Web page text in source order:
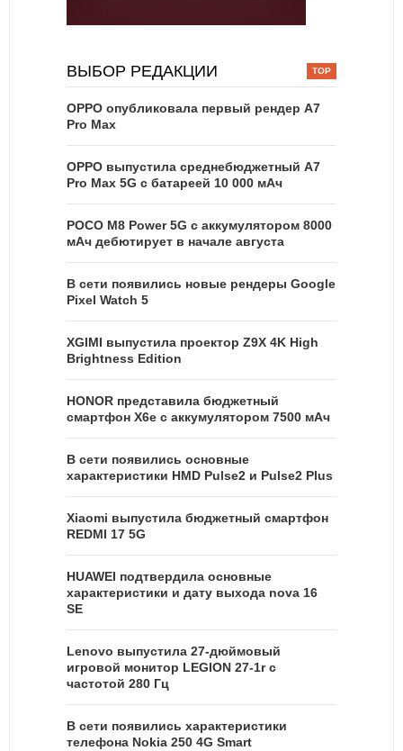
ВЫБОР РЕДАКЦИИ
OPPO опубликовала первый рендер A7
Pro Max
OPPO выпустила среднебюджетный A7
Pro Max 5G с батареей 10 000 мАч
POCO M8 Power 5G с аккумулятором 8000
мАч дебютирует в начале августа
В сети появились новые рендеры Google
Pixel Watch 5
XGIMI выпустила проектор Z9X 4K High
Brightness Edition
HONOR представила бюджетный
смартфон X6e с аккумулятором 7500 мАч
В сети появились основные
характеристики HMD Pulse2 и Pulse2 Plus
Xiaomi выпустила бюджетный смартфон
REDMI 17 5G
HUAWEI подтвердила основные
характеристики и дату выхода nova 16
SE
Lenovo выпустила 27-дюймовый
игровой монитор LEGION 27-1r с
частотой 280 Гц
В сети появились характеристики
телефона Nokia 250 4G Smart